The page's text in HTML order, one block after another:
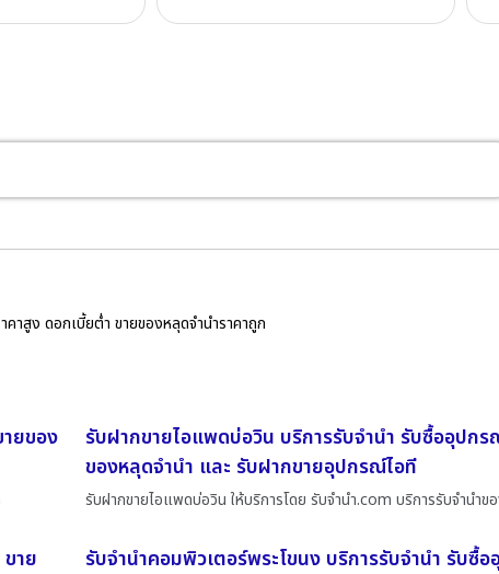
าสูง ดอกเบี้ยต่ำ ขายของหลุดจำนำราคาถูก
ยของ
รับฝากขายไอแพดบ่อวิน บริการรับจำนำ รับซื้ออุปก
ของหลุดจำนำ และ รับฝากขายอุปกรณ์ไอที
รับฝากขายไอแพดบ่อวิน ให้บริการโดย รับจํานํา.com บริการรับจำนำข
าย รับจำนำคอมพิวเตอร์พระโขนง บริการรับจำนำ รับซื้